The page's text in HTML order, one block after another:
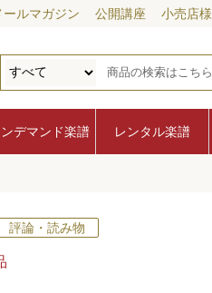
ールマガジン 公開講座 小売店
デマンド楽譜 レンタル楽譜
評論・読み物